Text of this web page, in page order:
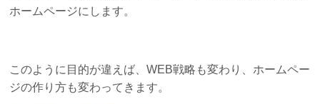
ホームページにします。
このように目的が違えば、WEB戦略も変わり、ホームペー
ジの作り方も変わってきます。